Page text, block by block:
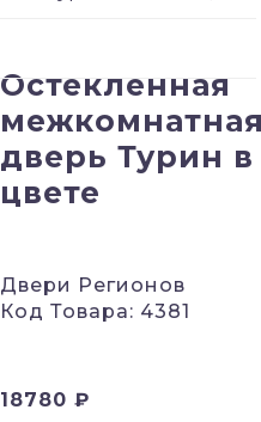
Остекленная
дверь Турин
цвете
Двери Регионов
Код Товара: 4381
18780 ₽